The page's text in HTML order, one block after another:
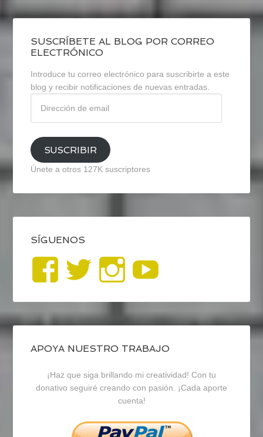
SUSCRÍBETE AL BLOG POR CORREO
ELECTRÓNICO
Introduce tu correo electrónico para suscribirte a este
blog y recibir notificaciones de nuevas entradas.
email
SUSCRIBIR
Únete a otros 127K suscriptores
SÍGUENOS
Ver
perfil
de
blogrecursosep
en
Facebook
Ver
perfil
de
recursosep
en
Twitter
Ver
perfil
de
recursosep
en
Instagram
APOYA NUESTRO TRABAJO
¡Haz que siga brillando mi creatividad! Con tu
donativo seguiré creando con pasión. ¡Cada aporte
cuenta!